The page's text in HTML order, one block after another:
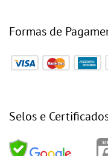
Formas de
Selos e